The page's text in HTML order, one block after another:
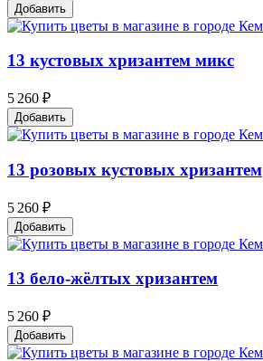
Добавить
13 кустовых хризантем микс
5 260 ₽
Добавить
13 розовых кустовых хризантем
5 260 ₽
Добавить
13 бело-жёлтых хризантем
5 260 ₽
Добавить